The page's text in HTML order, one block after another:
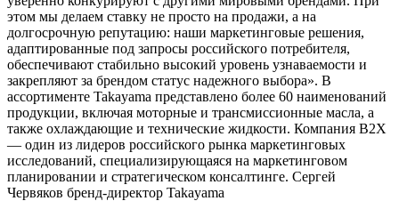
этом мы делаем ставку не просто на продажи, а на
долгосрочную репутацию: наши маркетинговые решения,
адаптированные под запросы российского потребителя,
обеспечивают стабильно высокий уровень узнаваемости и
закрепляют за брендом статус надежного выбора». В
ассортименте Takayama представлено более 60 наименований
продукции, включая моторные и трансмиссионные масла, а
также охлаждающие и технические жидкости. Компания B2X
— один из лидеров российского рынка маркетинговых
исследований, специализирующаяся на маркетинговом
планировании и стратегическом консалтинге. Сергей
Червяков бренд-директор Takayama